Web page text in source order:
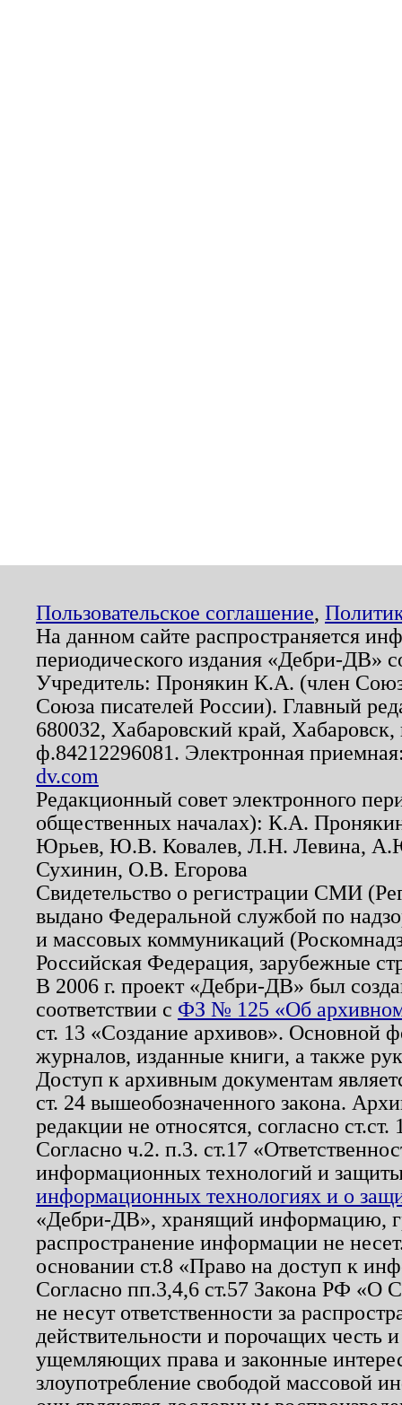
Пользовательское соглашение,
На данном сайте распространяется
периодического издания «Дебри-ДВ»
Учредитель: Пронякин К.А. (член
Союза писателей России). Главный
680032, Хабаровский край,
ф.84212296081. Электронная
dv.com
Редакционный совет электронного
общественных началах): К.А.
Юрьев, Ю.В. Ковалев, Л.Н. Левина,
Сухинин, О.В. Егорова
Свидетельство о регистрации СМИ
выдано Федеральной службой по
и массовых коммуникаций
Российская Федерация, зарубежные
В 2006 г. проект «Дебри-ДВ» был
соответствии с ФЗ № 125 «Об
ст. 13 «Создание архивов». Основной
журналов, изданные книги, а также
Доступ к архивным документам
ст. 24 вышеобозначенного закона.
редакции не относятся, согласно
Согласно ч.2. п.3. ст.17
информационных технологий и
информационных технологиях и о
«Дебри-ДВ», хранящий информацию,
распространение информации не
основании ст.8 «Право на доступ к
Согласно пп.3,4,6 ст.57 Закона РФ «О
не несут ответственности за
действительности и порочащих честь
ущемляющих права и законные
злоупотребление свободой массовой